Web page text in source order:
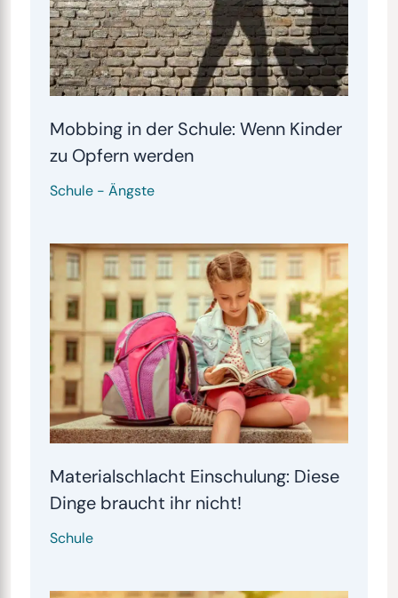
Mobbing in der Schule: Wenn Kinder
zu Opfern werden
Schule- Ängste
Materialschlacht Einschulung: Diese
Dinge braucht ihr nicht!
Schule